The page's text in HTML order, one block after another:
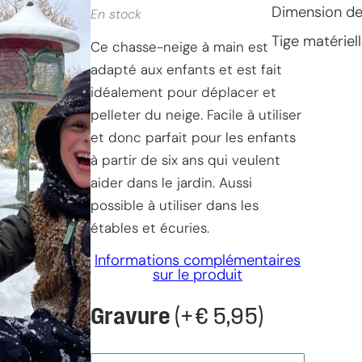
En stock
Ce chasse-neige à main est
adapté aux enfants et est fait
idéalement pour déplacer et
pelleter du neige. Facile à utiliser
et donc parfait pour les enfants
à partir de six ans qui veulent
aider dans le jardin. Aussi
possible à utiliser dans les
étables et écuries.
Informations complémentaires
sur le produit
Gravure (+€ 5,95)
Dimension
Tige